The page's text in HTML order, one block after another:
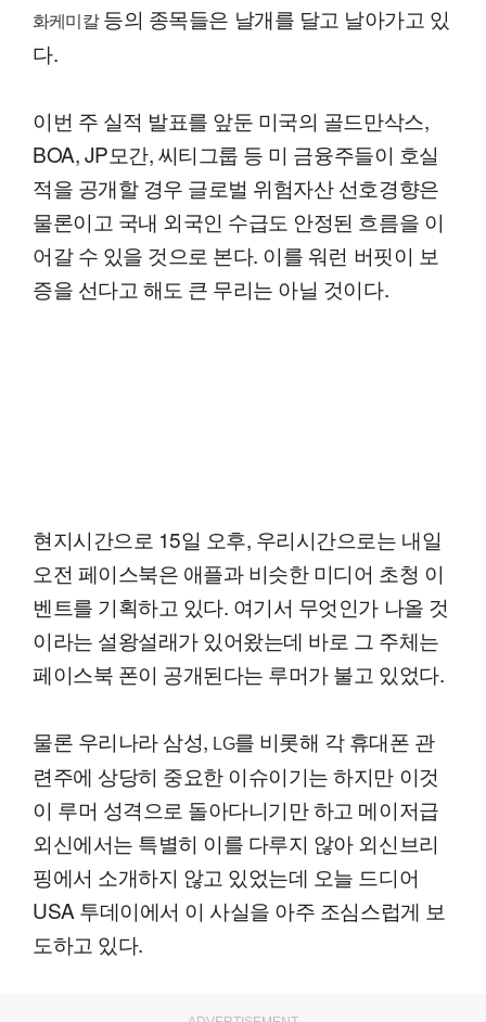
화케미칼등의 종목들은 날개를 달고 날아가고 있
다.
이번 주 실적 발표를 앞둔 미국의 골드만삭스,
BOA, JP모간, 씨티그룹 등 미 금융주들이 호실
적을 공개할 경우 글로벌 위험자산 선호경향은
물론이고 국내 외국인 수급도 안정된 흐름을 이
어갈 수 있을 것으로 본다. 이를 워런 버핏이 보
증을 선다고 해도 큰 무리는 아닐 것이다.
현지시간으로 15일 오후, 우리시간으로는 내일
오전 페이스북은 애플과 비슷한 미디어 초청 이
벤트를 기획하고 있다. 여기서 무엇인가 나올 것
이라는 설왕설래가 있어왔는데 바로 그 주체는
페이스북 폰이 공개된다는 루머가 불고 있었다.
물론 우리나라 삼성, LG를 비롯해 각 휴대폰 관
련주에 상당히 중요한 이슈이기는 하지만 이것
이 루머 성격으로 돌아다니기만 하고 메이저급
외신에서는 특별히 이를 다루지 않아 외신브리
핑에서 소개하지 않고 있었는데 오늘 드디어
USA 투데이에서 이 사실을 아주 조심스럽게 보
도하고 있다.